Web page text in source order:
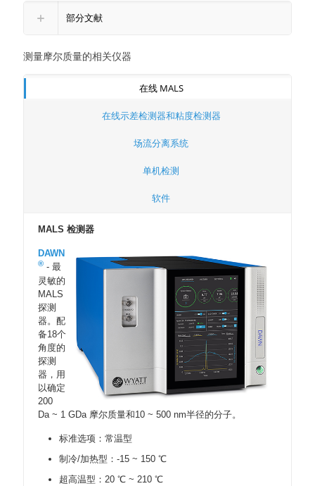
部分文献
测量摩尔质量的相关仪器
在线 MALS
在线示差检测器和粘度检测器
场流分离系统
单机检测
软件
MALS 检测器
DAWN
® - 最
灵敏的
MALS
探测
器。配
备18个
角度的
探测
器，用
以确定
200
Da ~ 1 GDa 摩尔质量和10 ~ 500 nm半径的分子。
标准选项：常温型
制冷/加热型：-15 ~ 150 ℃
超高温型：20 ℃ ~ 210 ℃